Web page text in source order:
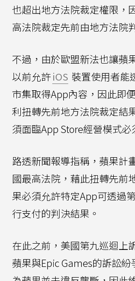
也超出地方法院裁定權限，
高法院裁定先前由地方法院
不過，由於歐盟新法也讓蘋
以前允許iOS 裝置使用者能
市集取得App內容，因此即
利扭轉先前地方法院裁定結
須面臨App Store經營模式必
路透新聞報導指稱，蘋果計
國最高法院，藉此扭轉先前
果必須允許特定App可透過
行支付的判決結果。
在此之前，美國第九巡迴上
蘋果與Epic Games的訴訟